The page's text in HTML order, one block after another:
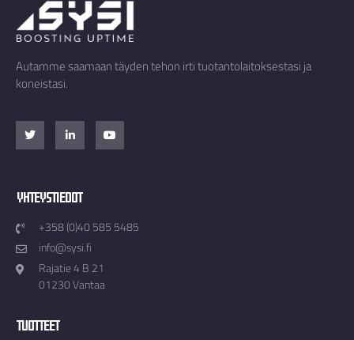
Autamme saamaan täyden tehon irti tuotantolaitoksestasi ja
koneistasi.
Yhteystiedot
+358 (0)40 585 5485
info@sysi.fi
Rajatie 4 B 21
01230 Vantaa
Tuotteet